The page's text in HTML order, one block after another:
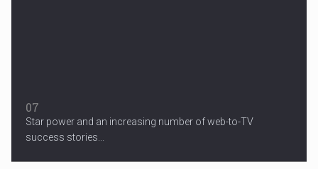
07
Star power and an increasing number of web-to-TV
success stories...